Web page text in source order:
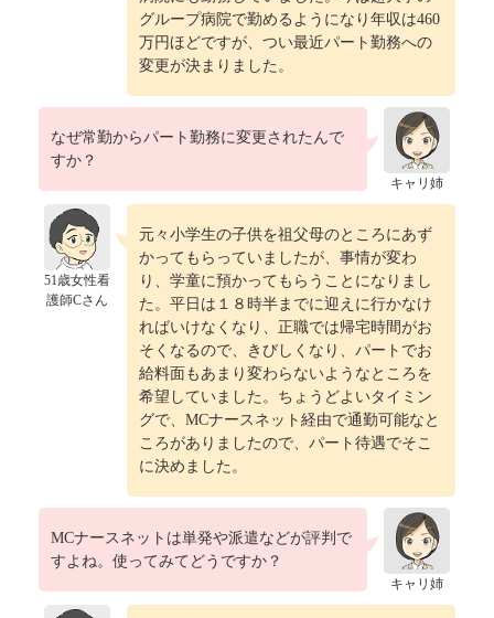
グループ病院で勤めるようになり年収は460
万円ほどですが、つい最近パート勤務への
変更が決まりました。
キャリ姉
なぜ常勤からパート勤務に変更されたんで
すか？
51歳女性看
護師Cさん
元々小学生の子供を祖父母のところにあず
かってもらっていましたが、事情が変わ
り、学童に預かってもらうことになりまし
た。平日は１８時半までに迎えに行かなけ
ればいけなくなり、正職では帰宅時間がお
そくなるので、きびしくなり、パートでお
給料面もあまり変わらないようなところを
希望していました。ちょうどよいタイミン
グで、MCナースネット経由で通勤可能なと
ころがありましたので、パート待遇でそこ
に決めました。
キャリ姉
MCナースネットは単発や派遣などが評判で
すよね。使ってみてどうですか？